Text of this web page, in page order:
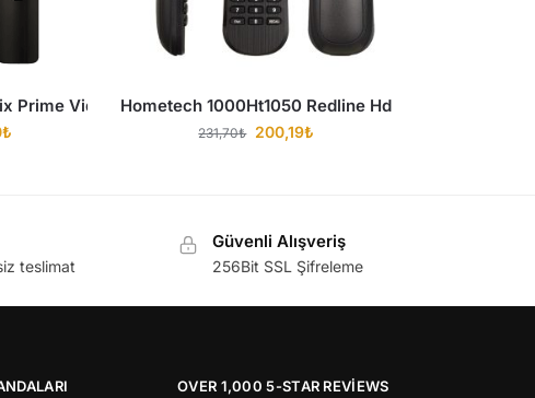
Prime Video YouTube Tuşlu Ses Komutlu Kumanda 4K Kumanda
₺
Hometech 1000Ht1050 Redline Hd Uydu
231,70₺ 200,19₺
teslimat
Güvenli Alışveriş
256Bit SSL Şifreleme
OVER 1,000 5-STAR REVIEWS